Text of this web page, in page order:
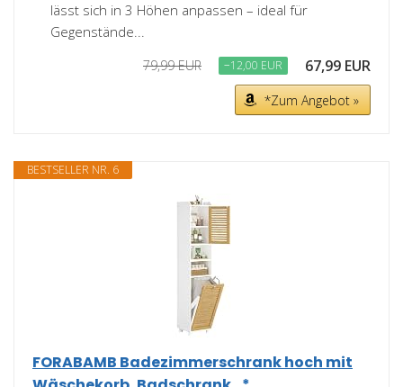
lässt sich in 3 Höhen anpassen – ideal für
Gegenstände...
79,99 EUR −12,00 EUR 67,99 EUR
*Zum Angebot »
BESTSELLER NR. 6
FORABAMB Badezimmerschrank hoch mit